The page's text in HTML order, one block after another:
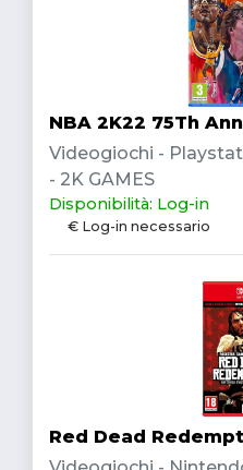
NBA 2K22 75Th
Videogiochi -
- 2K GAMES
Disponibilità: Log-in
€ Log-in necessario
Red Dead